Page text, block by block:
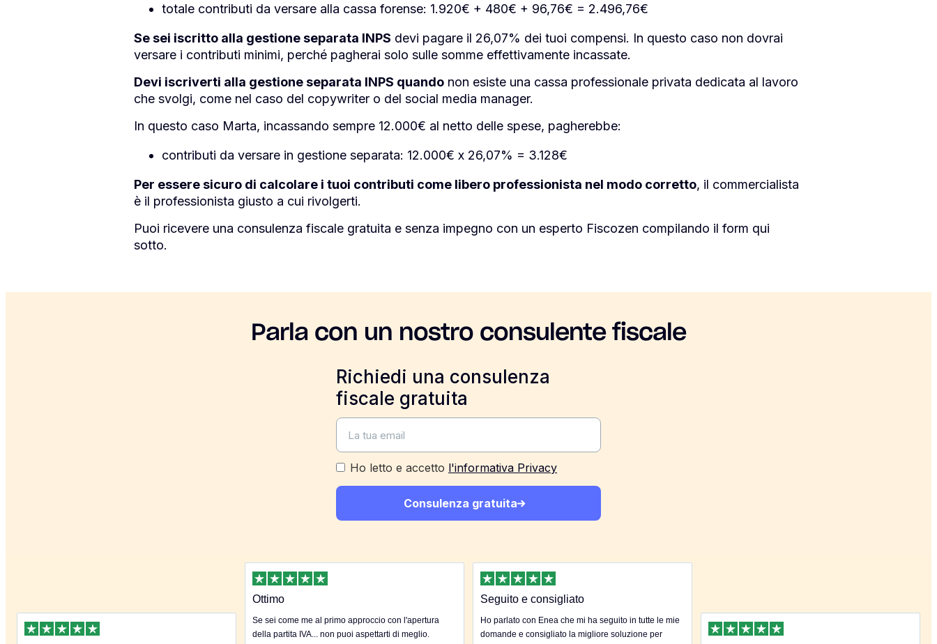
totale contributi da versare alla cassa forense: 1.920€ + 480€ + 96,76€ = 2.496,76€
Se sei iscritto alla gestione separata INPS devi pagare il 26,07% dei tuoi compensi. In questo caso non dovrai
versare i contributi minimi, perché pagherai solo sulle somme effettivamente incassate.
Devi iscriverti alla gestione separata INPS quando non esiste una cassa professionale privata dedicata al lavoro
che svolgi, come nel caso del copywriter o del social media manager.
In questo caso Marta, incassando sempre 12.000€ al netto delle spese, pagherebbe:
contributi da versare in gestione separata: 12.000€ x 26,07% = 3.128€
Per essere sicuro di calcolare i tuoi contributi come libero professionista nel modo corretto, il commercialista
è il professionista giusto a cui rivolgerti.
Puoi ricevere una consulenza fiscale gratuita e senza impegno con un esperto Fiscozen compilando il form qui
sotto.
Parla con un nostro consulente fiscale
Richiedi una consulenza
fiscale gratuita
Ho letto e accetto l'informativa Privacy
Consulenza gratuita
Ottimo
Se sei come me al primo approccio con l'apertura
della partita IVA... non puoi aspettarti di meglio.
Seguito e consigliato
Ho parlato con Enea che mi ha seguito in tutte le mie
domande e consigliato la migliore soluzione per